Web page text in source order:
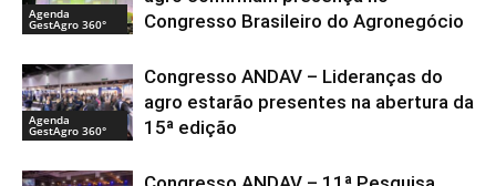
Agenda
GestAgro 360°
Congresso Brasileiro do Agronegócio
Agenda
GestAgro 360°
Congresso ANDAV – Lideranças do
agro estarão presentes na abertura da
15ª edição